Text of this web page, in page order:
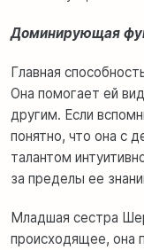
Доминирующая
Главная
Она помогает ей
другим. Если
понятно, что она с
талантом
за пределы ее
Младшая сестра
происходящее, она